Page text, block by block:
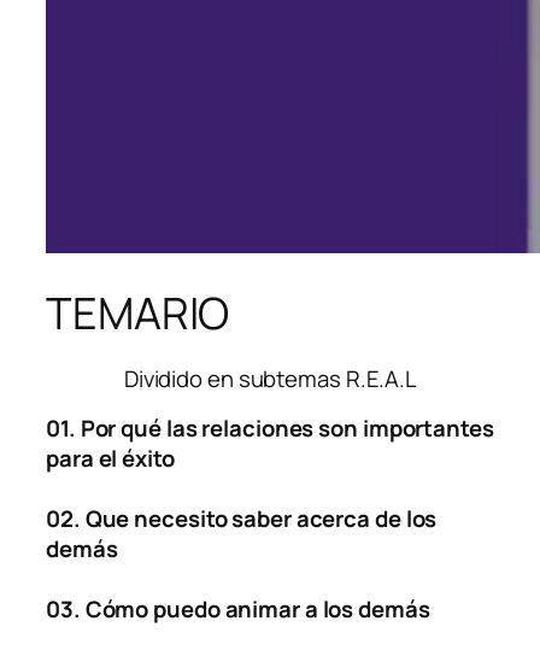
TEMARIO
Dividido en subtemas R.E.A.L
01. Por qué las relaciones son importantes
para el éxito
02. Que necesito saber acerca de los
demás
03. Cómo puedo animar a los demás